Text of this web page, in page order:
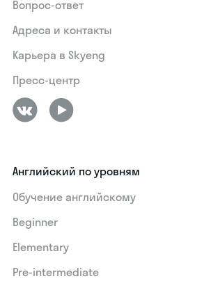
Вопрос-ответ
Адреса и контакты
Карьера в Skyeng
Пресс-центр
Английский по уровням
Обучение английскому
Beginner
Elementary
Pre-intermediate